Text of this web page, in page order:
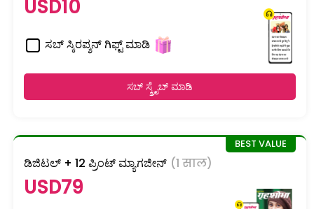
USD10
ಸಬ್ ಸ್ಕಿರಪ್ಶನ್ ಗಿಫ್ಟ್ ಮಾಡಿ
ಸಬ್ ಸ್ಕ್ರೈಬ್ ಮಾಡಿ
ಡಿಜಿಟಲ್ + 12 ಪ್ರಿಂಟ್ ಮ್ಯಾಗಜೀನ್ (1 साल)
USD79